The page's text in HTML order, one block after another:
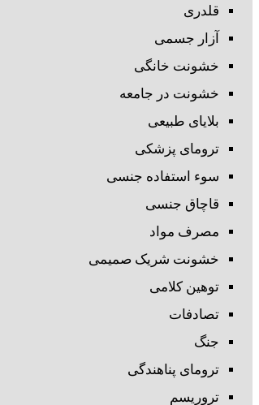
قلدری
آزار جسمی
خشونت خانگی
خشونت در جامعه
بلایای طبیعی
ترومای پزشکی
سوء استفاده جنسی
قاچاق جنسی
مصرف مواد
خشونت شریک صمیمی
توهین کلامی
تصادفات
جنگ
ترومای پناهندگی
تروریسم